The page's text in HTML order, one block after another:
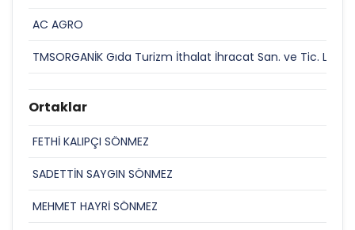
AC AGRO
TMSORGANİK Gıda Turizm İthalat İhracat San. ve Tic. Ltd.
Ortaklar
FETHİ KALIPÇI SÖNMEZ
SADETTİN SAYGIN SÖNMEZ
MEHMET HAYRİ SÖNMEZ